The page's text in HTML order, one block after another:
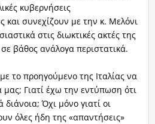
κυβερνήσεις
συνεχίζουν με την κ. Μελόνι
στις διωκτικές ακτές της
βάθος ανάλογα περιστατικά.
το προηγούμενο της Ιταλίας να
Γιατί έχω την εντύπωση ότι
Όχι μόνο γιατί οι
όλες ήδη της «απαντήσεις»